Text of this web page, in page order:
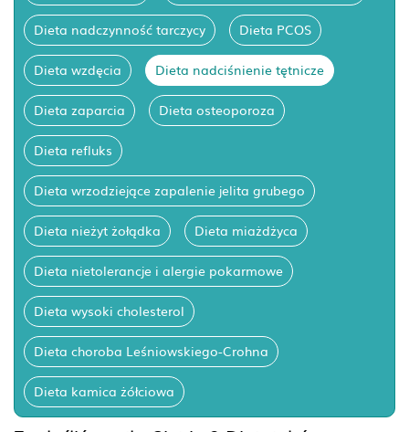
Dieta nadczynność tarczycy Dieta PCOS
Dieta wzdęcia Dieta nadciśnienie tętnicze
Dieta zaparcia Dieta osteoporoza
Dieta refluks
Dieta wrzodziejące zapalenie jelita grubego
Dieta nieżyt żołądka Dieta miażdżyca
Dieta nietolerancje i alergie pokarmowe
Dieta wysoki cholesterol
Dieta choroba Leśniowskiego-Crohna
Dieta kamica żółciowa